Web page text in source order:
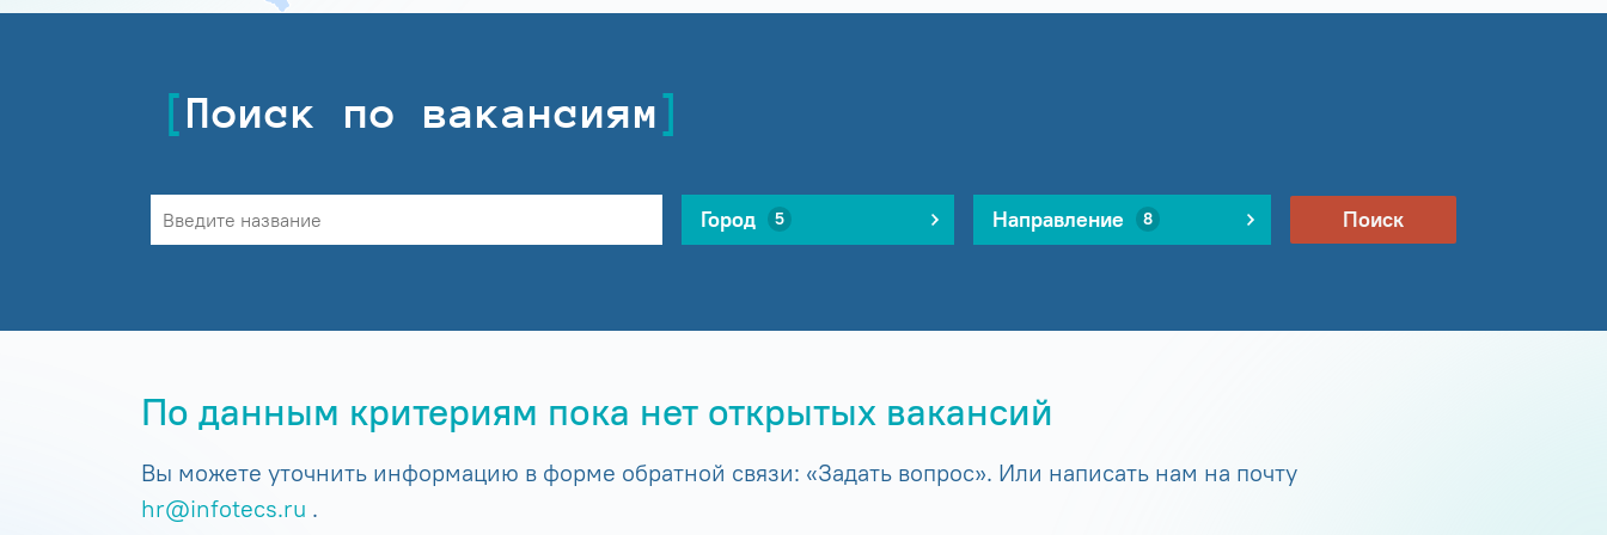
Поиск по вакансиям
Город 5 Направление 8 Поиск
По данным критериям пока нет открытых вакансий
Вы можете уточнить информацию в форме обратной связи: «Задать вопрос». Или написать нам на почту
hr@infotecs.ru .